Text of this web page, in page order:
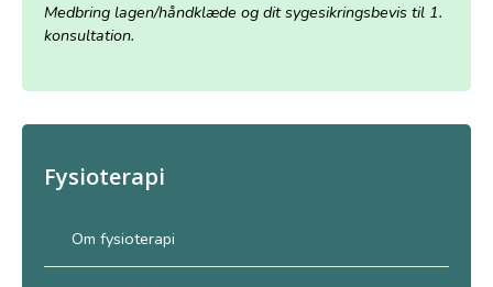
Medbring lagen/håndklæde og dit sygesikringsbevis til 1.
konsultation.
Fysioterapi
Om fysioterapi